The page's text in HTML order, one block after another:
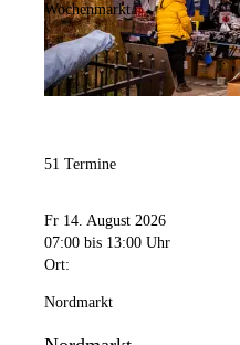
Wochenmarkt
51 Termine
Fr 14. August 2026
07:00 bis 13:00 Uhr
Ort:
Nordmarkt